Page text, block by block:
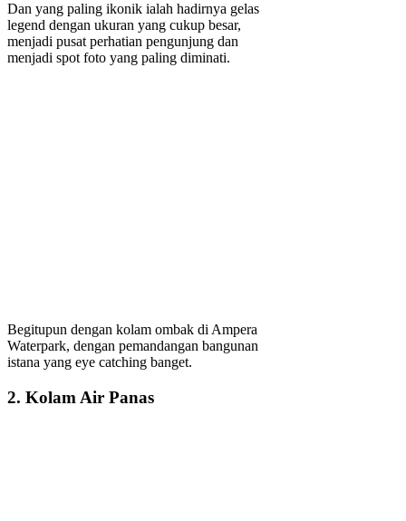
Dan yang paling ikonik ialah hadirnya gelas
legend dengan ukuran yang cukup besar,
menjadi pusat perhatian pengunjung dan
menjadi spot foto yang paling diminati.
Begitupun dengan kolam ombak di Ampera
Waterpark, dengan pemandangan bangunan
istana yang eye catching banget.
2. Kolam Air Panas